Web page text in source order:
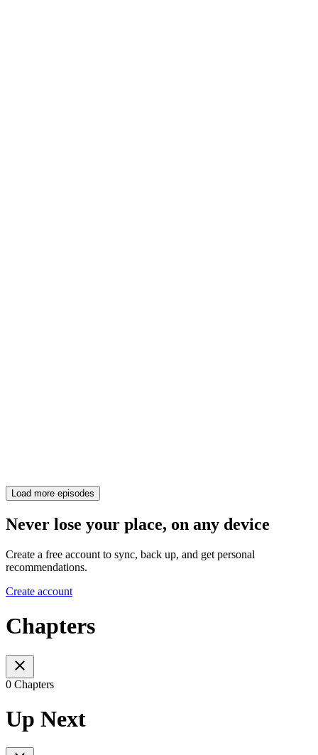
Load more episodes
Never lose your place, on any device
Create a free account to sync, back up, and get personal
recommendations.
Create account
Chapters
0 Chapters
Up Next